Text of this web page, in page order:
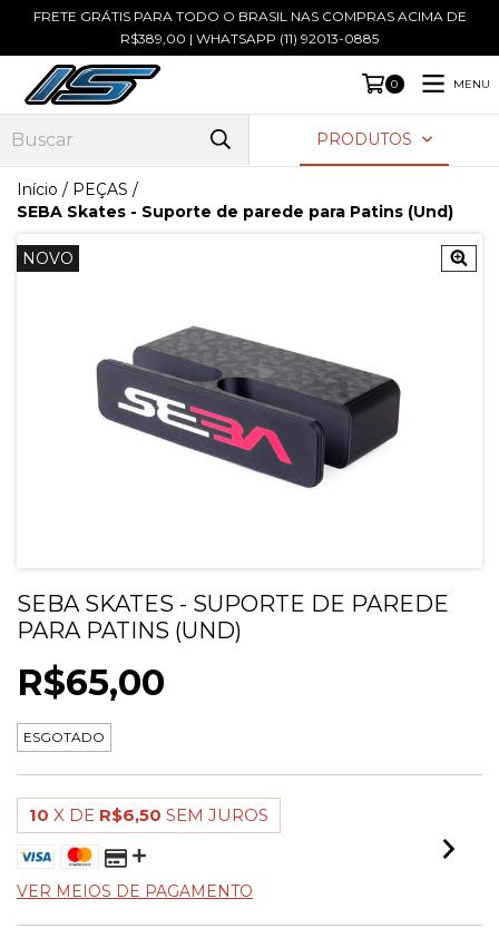
FRETE GRÁTIS PARA TODO O BRASIL NAS COMPRAS ACIMA DE
R$389,00 | WHATSAPP (11) 92013-0885
0 MENU
PRODUTOS
Início / PEÇAS /
SEBA Skates - Suporte de parede para Patins (Und)
NOVO
SEBA SKATES - SUPORTE DE PAREDE
PARA PATINS (UND)
R$65,00
ESGOTADO
10 X DE R$6,50 SEM JUROS
VER MEIOS DE PAGAMENTO